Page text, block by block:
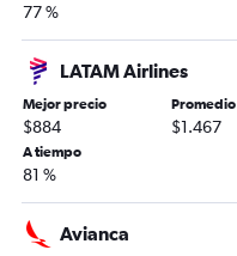
77 %
LATAM Airlines
Mejor precio
$884
Promedio
$1.467
A tiempo
81 %
Avianca